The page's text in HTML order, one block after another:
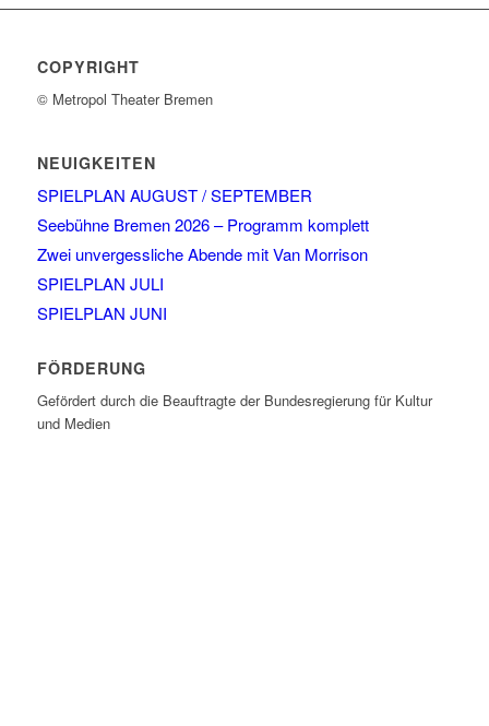
COPYRIGHT
© Metropol Theater Bremen
NEUIGKEITEN
SPIELPLAN AUGUST / SEPTEMBER
Seebühne Bremen 2026 – Programm komplett
Zwei unvergessliche Abende mit Van Morrison
SPIELPLAN JULI
SPIELPLAN JUNI
FÖRDERUNG
Gefördert durch die Beauftragte der Bundesregierung für Kultur
und Medien